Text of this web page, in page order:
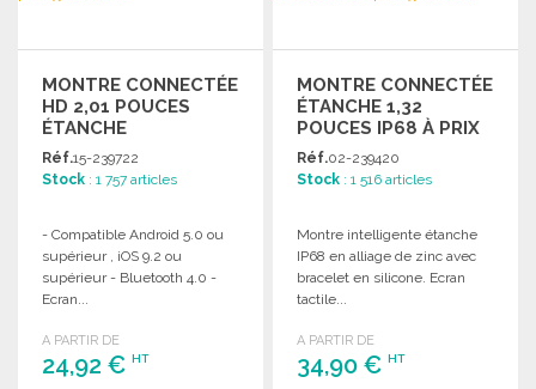
MONTRE CONNECTÉE
HD 2,01 POUCES
ÉTANCHE
Réf.15-239722
Stock : 1 757 articles
- Compatible Android 5.0 ou
supérieur , iOS 9.2 ou
supérieur - Bluetooth 4.0 -
Ecran...
A PARTIR DE
24,92 € HT
MONTRE CONNECTÉE
ÉTANCHE 1,32
POUCES IP68 À PRIX
DE GROS
Réf.02-239420
Stock : 1 516 articles
Montre intelligente étanche
IP68 en alliage de zinc avec
bracelet en silicone. Ecran
tactile...
A PARTIR DE
34,90 €HT